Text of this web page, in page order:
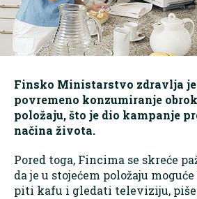
Finsko Ministarstvo zdravlja
povremeno konzumiranje
položaju, što je dio kampanje
načina života.
Pored toga, Fincima se skreće
da je u stojećem položaju
piti kafu i gledati televiziju,